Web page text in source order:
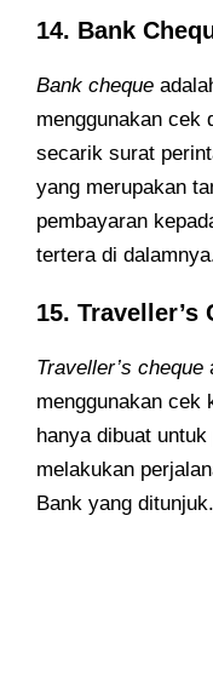
14. Bank
Bank cheque
menggunakan cek
secarik surat
yang merupakan
pembayaran
tertera di
15. Traveller’s
Traveller’s cheque
menggunakan cek
hanya dibuat untuk
melakukan
Bank yang ditunjuk.